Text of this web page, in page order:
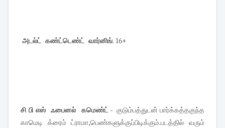
அடல்ட் கண்ட்டெண்ட் வார்னிங். 16+
சி பி எஸ் ஃபைனல் கமெண்ட்- குடும்பத்துடன் பார்க்கத்தகுந்த
காமெடி க்ரைம் ட்ராமா,பெண்களுக்குப்பிடிக்கும்.படத்தில் வரும்